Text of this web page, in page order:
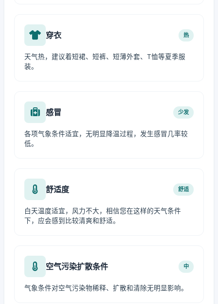
穿衣 热
天气热，建议着短裙、短裤、短薄外套、T恤等夏季服
装。
感冒 少发
各项气象条件适宜，无明显降温过程，发生感冒几率较
低。
舒适度 舒适
白天温度适宜，风力不大，相信您在这样的天气条件
下，应会感到比较清爽和舒适。
空气污染扩散条件 中
气象条件对空气污染物稀释、扩散和清除无明显影响。